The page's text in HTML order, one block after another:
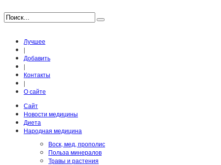
Лучшее
|
Добавить
|
Контакты
|
О сайте
Сайт
Новости медицины
Диета
Народная медицина
Воск, мед, прополис
Польза минералов
Травы и растения